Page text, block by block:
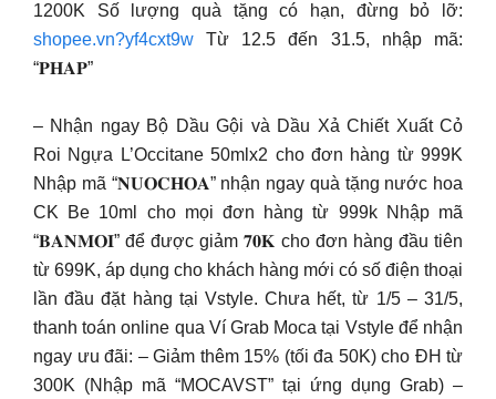
1200K Số lượng quà tặng có hạn, đừng bỏ lỡ:
shopee.vn?yf4cxt9w Từ 12.5 đến 31.5, nhập mã:
“𝐏𝐇𝐀𝐏”
– Nhận ngay Bộ Dầu Gội và Dầu Xả Chiết Xuất Cỏ
Roi Ngựa L’Occitane 50mlx2 cho đơn hàng từ 999K
Nhập mã “𝐍𝐔𝐎𝐂𝐇𝐎𝐀” nhận ngay quà tặng nước hoa
CK Be 10ml cho mọi đơn hàng từ 999k Nhập mã
“𝐁𝐀𝐍𝐌𝐎𝐈” để được giảm 𝟕𝟎𝐊 cho đơn hàng đầu tiên
từ 699K, áp dụng cho khách hàng mới có số điện thoại
lần đầu đặt hàng tại Vstyle. Chưa hết, từ 1/5 – 31/5,
thanh toán online qua Ví Grab Moca tại Vstyle để nhận
ngay ưu đãi: – Giảm thêm 15% (tối đa 50K) cho ĐH từ
300K (Nhập mã “MOCAVST” tại ứng dụng Grab) –